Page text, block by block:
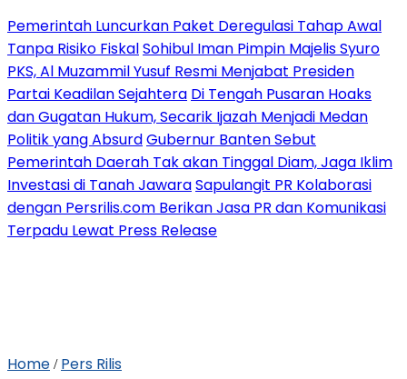
Pemerintah Luncurkan Paket Deregulasi Tahap Awal
Tanpa Risiko FiskalSohibul Iman Pimpin Majelis Syuro
PKS, Al Muzammil Yusuf Resmi Menjabat Presiden
Partai Keadilan Sejahtera Di Tengah Pusaran Hoaks
dan Gugatan Hukum, Secarik Ijazah Menjadi Medan
Politik yang AbsurdGubernur Banten Sebut
Pemerintah Daerah Tak akan Tinggal Diam, Jaga Iklim
Investasi di Tanah JawaraSapulangit PR Kolaborasi
dengan Persrilis.com Berikan Jasa PR dan Komunikasi
Terpadu Lewat Press Release
Home / Pers Rilis